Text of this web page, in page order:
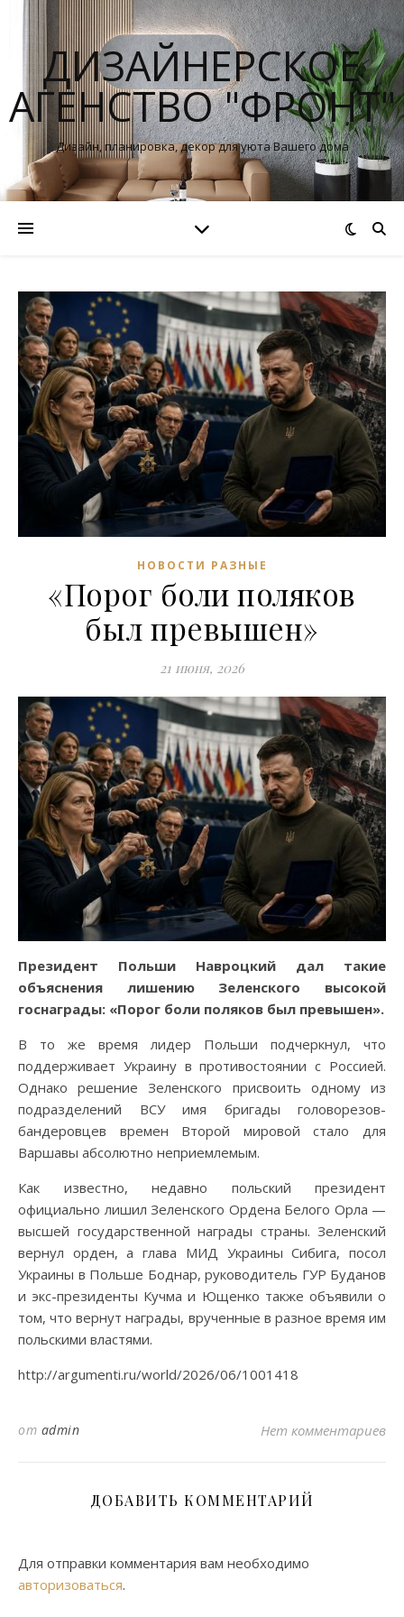
ДИЗАЙНЕРСКОЕ
АГЕНСТВО "ФРОНТ"
Дизайн, планировка, декор для уюта Вашего дома
НОВОСТИ РАЗНЫЕ
«Порог боли поляков
был превышен»
21 июня, 2026
Президент Польши Навроцкий дал такие
объяснения лишению Зеленского высокой
госнаграды: «Порог боли поляков был превышен».
В то же время лидер Польши подчеркнул, что
поддерживает Украину в противостоянии с Россией.
Однако решение Зеленского присвоить одному из
подразделений ВСУ имя бригады головорезов-
бандеровцев времен Второй мировой стало для
Варшавы абсолютно неприемлемым.
Как известно, недавно польский президент
официально лишил Зеленского Ордена Белого Орла —
высшей государственной награды страны. Зеленский
вернул орден, а глава МИД Украины Сибига, посол
Украины в Польше Боднар, руководитель ГУР Буданов
и экс-президенты Кучма и Ющенко также объявили о
том, что вернут награды, врученные в разное время им
польскими властями.
http://argumenti.ru/world/2026/06/1001418
от admin Нет комментариев
ДОБАВИТЬ КОММЕНТАРИЙ
Для отправки комментария вам необходимо
авторизоваться.